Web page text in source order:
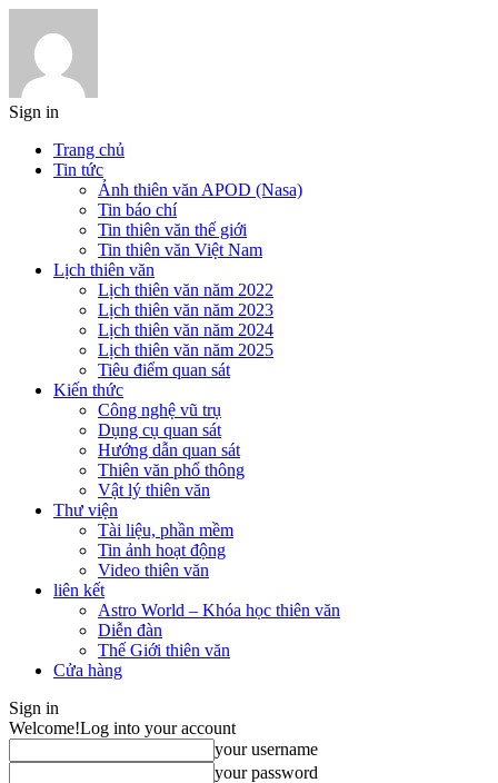
Sign in
Trang chủ
Tin tức
Ảnh thiên văn APOD (Nasa)
Tin báo chí
Tin thiên văn thế giới
Tin thiên văn Việt Nam
Lịch thiên văn
Lịch thiên văn năm 2022
Lịch thiên văn năm 2023
Lịch thiên văn năm 2024
Lịch thiên văn năm 2025
Tiêu điểm quan sát
Kiến thức
Công nghệ vũ trụ
Dụng cụ quan sát
Hướng dẫn quan sát
Thiên văn phổ thông
Vật lý thiên văn
Thư viện
Tài liệu, phần mềm
Tin ảnh hoạt động
Video thiên văn
liên kết
Astro World – Khóa học thiên văn
Diễn đàn
Thế Giới thiên văn
Cửa hàng
Sign in
Welcome!Log into your account
your username
your password